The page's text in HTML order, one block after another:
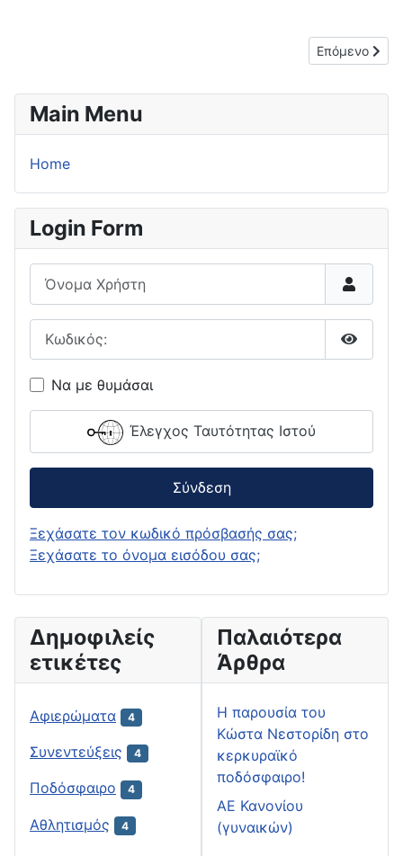
Επόμενο
Επόμενο
Main Menu
Home
Login Form
Όνομα Χρήστη
Να με θυμάσαι
Έλεγχος Ταυτότητας Ιστού
Σύνδεση
Ξεχάσατε τον κωδικό πρόσβασής σας;
Ξεχάσατε το όνομα εισόδου σας;
Δημοφιλείς
ετικέτες
Αφιερώματα 4
Συνεντεύξεις 4
Ποδόσφαιρο 4
Αθλητισμός 4
Παλαιότερα
Άρθρα
H παρουσία του
Κώστα Νεστορίδη στο
κερκυραϊκό
ποδόσφαιρο!
ΑΕ Κανονίου
(γυναικών)